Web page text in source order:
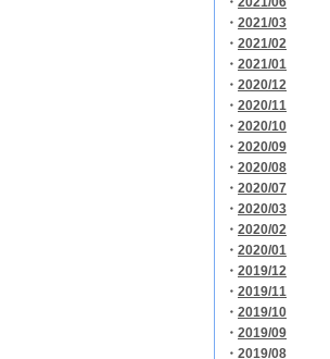
・ 2021/03
・ 2021/02
・ 2021/01
・ 2020/12
・ 2020/11
・ 2020/10
・ 2020/09
・ 2020/08
・ 2020/07
・ 2020/03
・ 2020/02
・ 2020/01
・ 2019/12
・ 2019/11
・ 2019/10
・ 2019/09
・ 2019/08